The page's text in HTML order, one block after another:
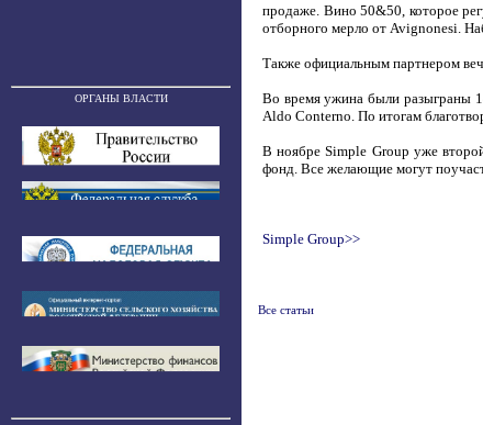
ОРГАНЫ ВЛАСТИ
продаже. Вино 50&50, которое
отборного мерло от Avignonesi.
Также официальным партнером
Во время ужина были разыграны
Aldo Conterno. По итогам
В ноябре Simple Group уже
фонд. Все желающие могут
Simple Group>>
Все статьи